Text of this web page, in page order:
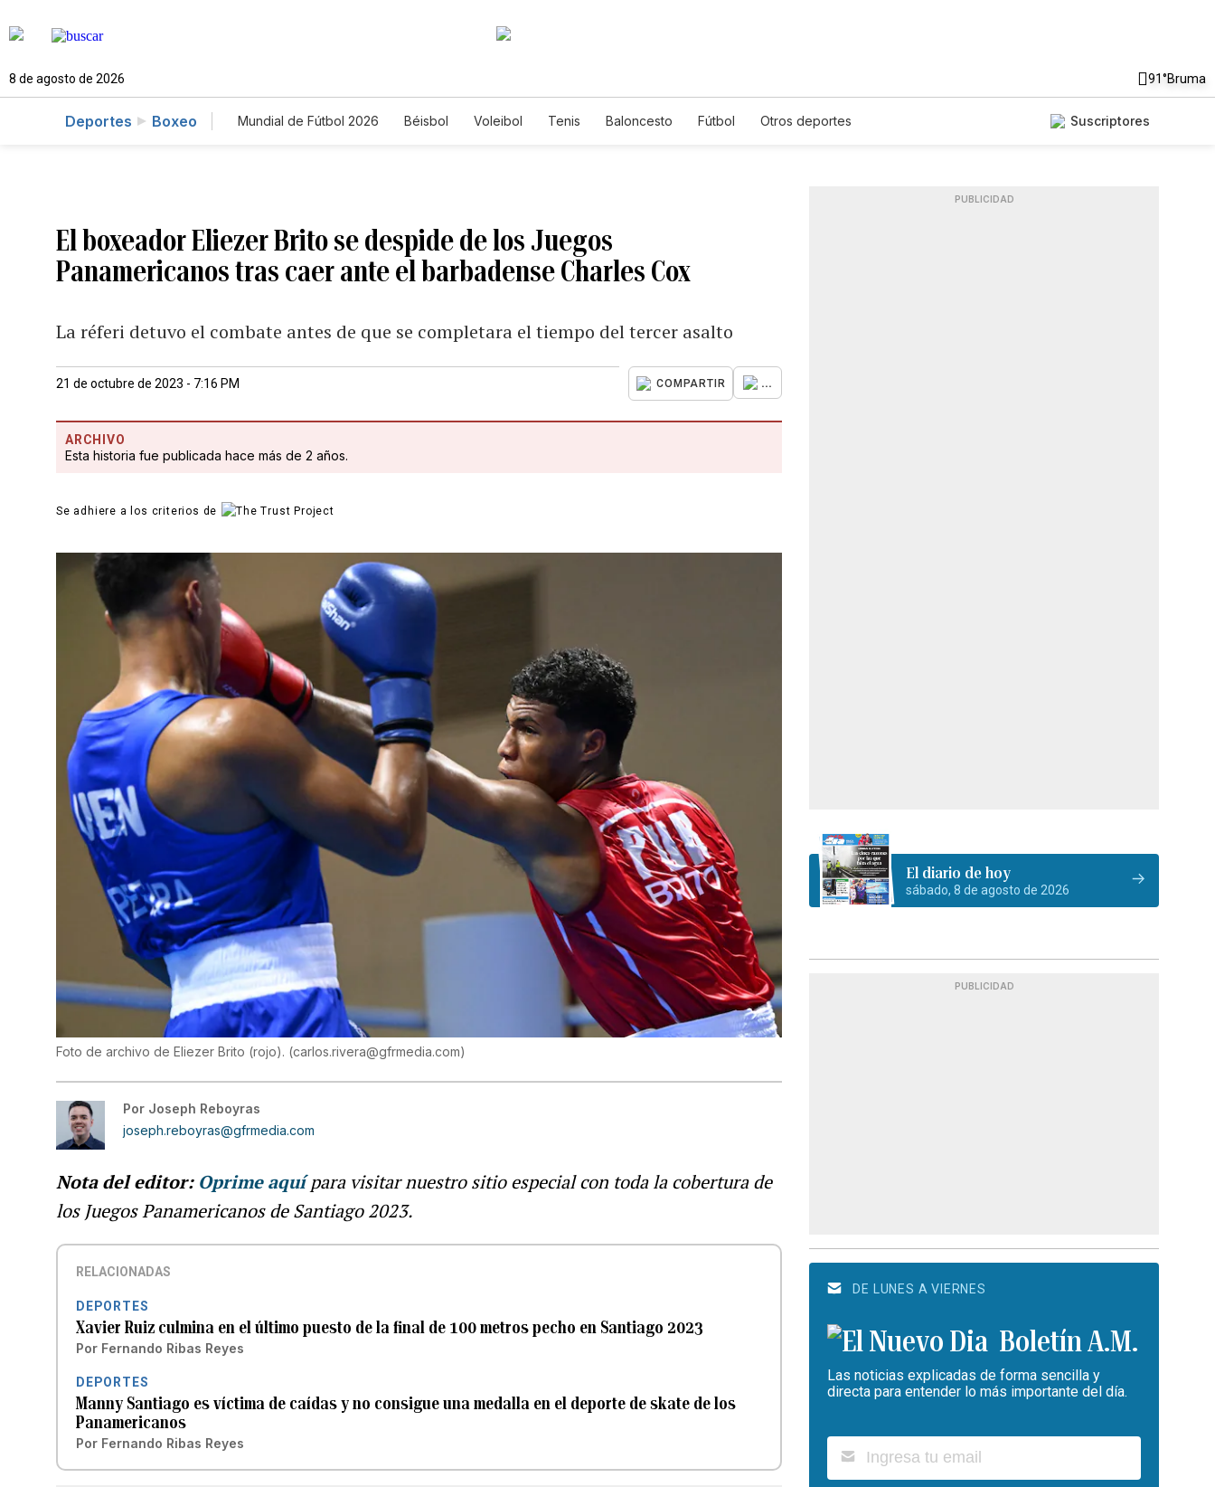
8 de agosto de 2026 91°Bruma
Deportes Boxeo Mundial de Fútbol 2026 Béisbol Voleibol Tenis Baloncesto Fútbol Otros deportes Suscriptores
El boxeador Eliezer Brito se despide de los Juegos
Panamericanos tras caer ante el barbadense Charles Cox
La réferi detuvo el combate antes de que se completara el tiempo del tercer asalto
21 de octubre de 2023 - 7:16 PM COMPARTIR ...
ARCHIVO
Esta historia fue publicada hace más de 2 años.
Se adhiere a los criterios de
Foto de archivo de Eliezer Brito (rojo). (carlos.rivera@gfrmedia.com)
Por Joseph Reboyras
joseph.reboyras@gfrmedia.com
Nota del editor: Oprime aquípara visitar nuestro sitio especial con toda la cobertura de
los Juegos Panamericanos de Santiago 2023.
RELACIONADAS
DEPORTES
Xavier Ruiz culmina en el último puesto de la final de 100 metros pecho en Santiago 2023
Por Fernando Ribas Reyes
DEPORTES
Manny Santiago es víctima de caídas y no consigue una medalla en el deporte de skate de los
Panamericanos
Por Fernando Ribas Reyes
PUBLICIDAD
El diario de hoy
sábado, 8 de agosto de 2026
PUBLICIDAD
DE LUNES A VIERNES
Boletín A.M.
Las noticias explicadas de forma sencilla y
directa para entender lo más importante del día.